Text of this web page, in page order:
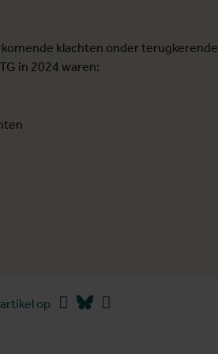
klachten onder terugkerende
in 2024 waren:
op Facebook
Bluesky